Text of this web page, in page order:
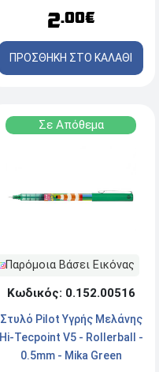
2.00€
ΠΡΟΣΘΗΚΗ ΣΤΟ ΚΑΛΑΘΙ
Σε Απόθεμα
Παρόμοια Βάσει Εικόνας
Κωδικός: 0.152.00516
Στυλό Pilot Υγρής Μελάνης
Hi-Tecpoint V5 - Rollerball -
0.5mm - Mika Green